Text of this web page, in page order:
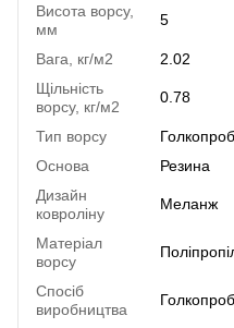
Висота ворсу,
мм
5
Вага, кг/м2
2.02
Щільність
ворсу, кг/м2
0.78
Тип ворсу
Основа
Резина
Дизайн
ковроліну
Меланж
Матеріал
ворсу
Спосіб
виробництва